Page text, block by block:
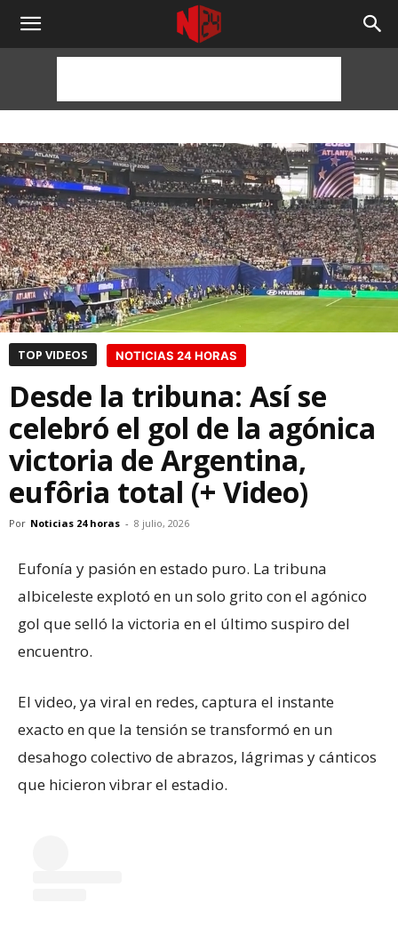
NOTICIAS
HORAS
TOP VIDEOS NOTICIAS 24 HORAS
Desde la tribuna: Así se
celebró el gol de la agónica
victoria de Argentina,
eufôria total (+ Video)
Por Noticias 24 horas - 8 julio, 2026
Eufonía y pasión en estado puro. La tribuna
albiceleste explotó en un solo grito con el agónico
gol que selló la victoria en el último suspiro del
encuentro.
El video, ya viral en redes, captura el instante
exacto en que la tensión se transformó en un
desahogo colectivo de abrazos, lágrimas y cánticos
que hicieron vibrar el estadio.